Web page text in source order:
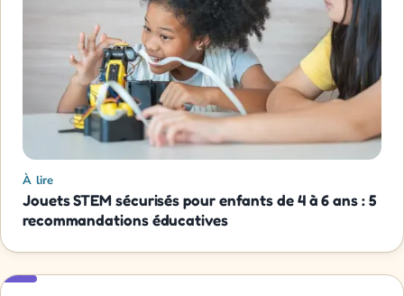
À lire
Jouets STEM sécurisés pour enfants de 4 à 6 ans : 5
recommandations éducatives